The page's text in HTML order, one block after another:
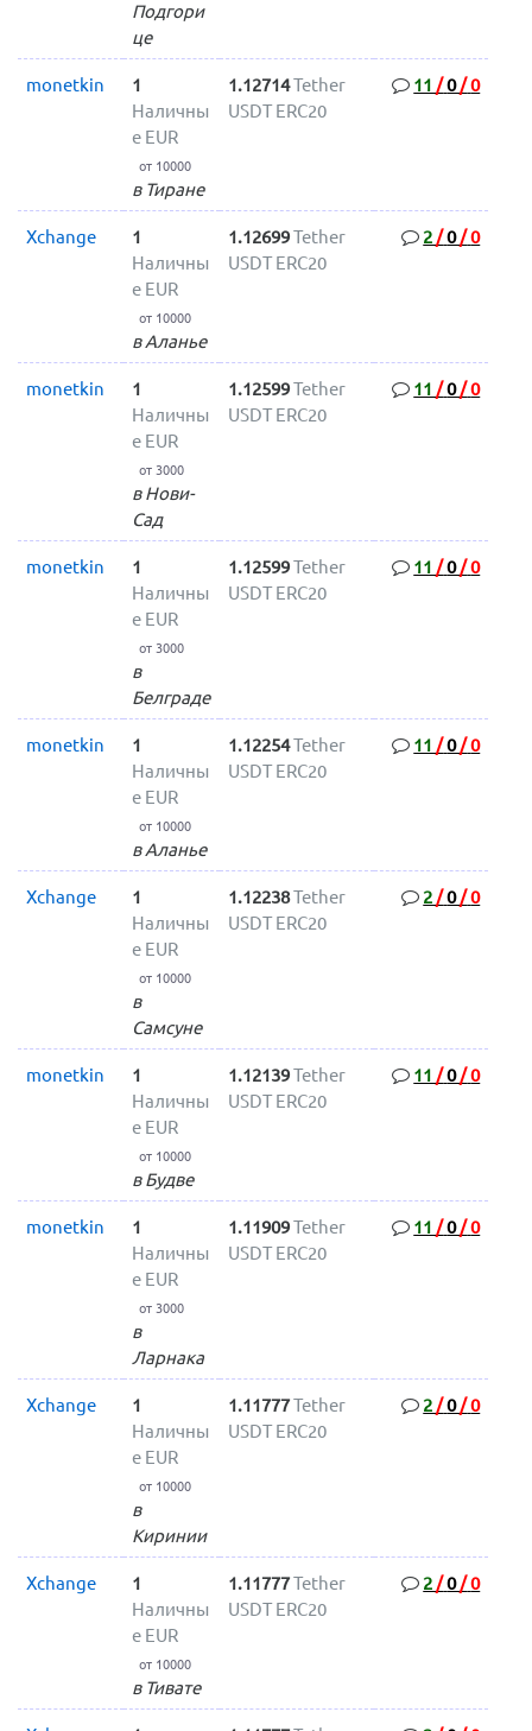
Подгори
це
monetkin
1
Наличны
е EUR
от 10000
в Тиране
1.12714Tether
USDT ERC20
11 /0/0
Xchange
1
Наличны
е EUR
от 10000
в Аланье
1.12699Tether
USDT ERC20
2 /0/0
monetkin
1
Наличны
е EUR
от 3000
в Нови-
Сад
1.12599Tether
USDT ERC20
11 /0/0
monetkin
1
Наличны
е EUR
от 3000
в
Белграде
1.12599Tether
USDT ERC20
11 /0/0
monetkin
1
Наличны
е EUR
от 10000
в Аланье
1.12254Tether
USDT ERC20
11 /0/0
Xchange
1
Наличны
е EUR
от 10000
в
Самсуне
1.12238Tether
USDT ERC20
2 /0/0
monetkin
1
Наличны
е EUR
от 10000
в Будве
1.12139Tether
USDT ERC20
11 /0/0
monetkin
1
Наличны
е EUR
от 3000
в
Ларнака
1.11909Tether
USDT ERC20
11 /0/0
Xchange
1
Наличны
е EUR
от 10000
в
Киринии
1.11777Tether
USDT ERC20
2 /0/0
Xchange
1
Наличны
е EUR
от 10000
в Тивате
1.11777Tether
USDT ERC20
2 /0/0